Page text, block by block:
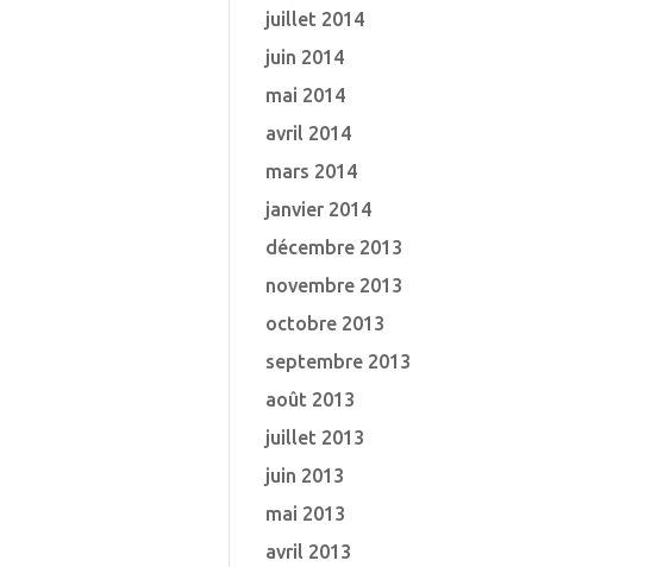
juillet 2014
juin 2014
mai 2014
avril 2014
mars 2014
janvier 2014
décembre 2013
novembre 2013
octobre 2013
septembre 2013
août 2013
juillet 2013
juin 2013
mai 2013
avril 2013